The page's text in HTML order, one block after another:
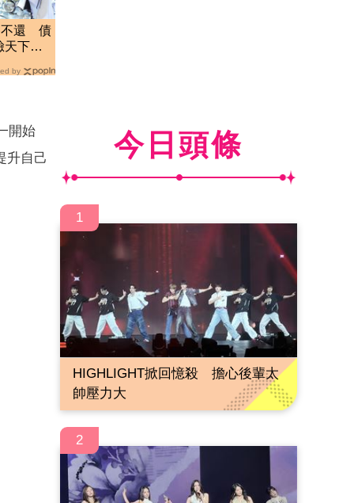
不還 債
天下無
by
開始
升自己
今日頭條
1
HIGHLIGHT掀回憶殺 擔心後輩太
帥壓力大
2